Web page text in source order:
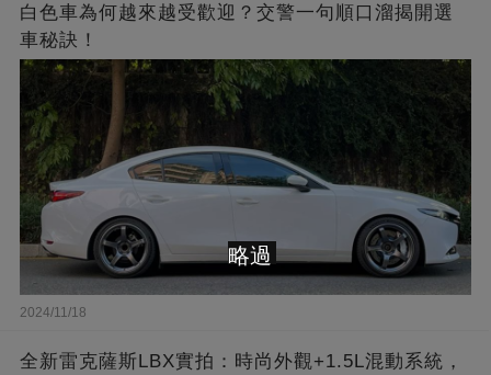
白色車為何越來越受歡迎？交警一句順口溜揭開選
車秘訣！
2024/11/18
全新雷克薩斯LBX實拍：時尚外觀+1.5L混動系統，
略過